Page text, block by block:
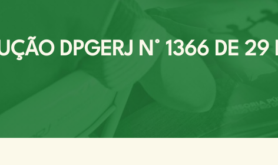
DPGERJ N° 1366 DE